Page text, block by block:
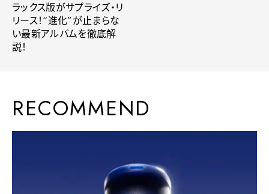
ラックス版がサプライズ・リ
リース！“進化”が止まらな
い最新アルバムを徹底解
説！
RECOMMEND